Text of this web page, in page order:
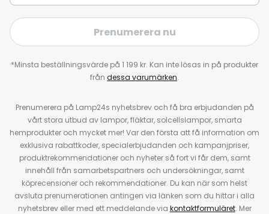
Prenumerera nu
*Minsta beställningsvärde på 1 199 kr. Kan inte lösas in på produkter
från dessa varumärken.
Prenumerera på Lamp24s nyhetsbrev och få bra erbjudanden på
vårt stora utbud av lampor, fläktar, solcellslampor, smarta
hemprodukter och mycket mer! Var den första att få information om
exklusiva rabattkoder, specialerbjudanden och kampanjpriser,
produktrekommendationer och nyheter så fort vi får dem, samt
innehåll från samarbetspartners och undersökningar, samt
köprecensioner och rekommendationer. Du kan när som helst
avsluta prenumerationen antingen via länken som du hittar i alla
nyhetsbrev eller med ett meddelande via kontaktformuläret. Mer